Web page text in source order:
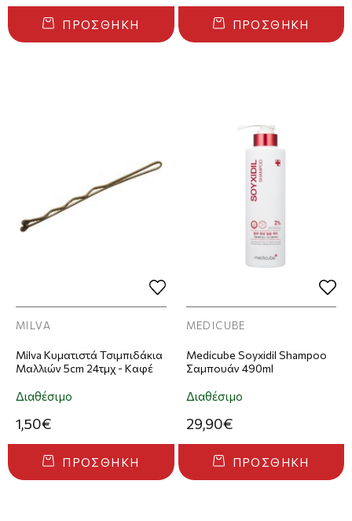
ΠΡΟΣΘΉΚΗ ΠΡΟΣΘΉΚΗ
MILVA
Milva Κυματιστά Τσιμπιδάκια
Μαλλιών 5cm 24τμχ - Καφέ
Διαθέσιμο
1,50€
ΠΡΟΣΘΉΚΗ
MEDICUBE
Medicube Soyxidil Shampoo
Σαμπουάν 490ml
Διαθέσιμο
29,90€
ΠΡΟΣΘΉΚΗ